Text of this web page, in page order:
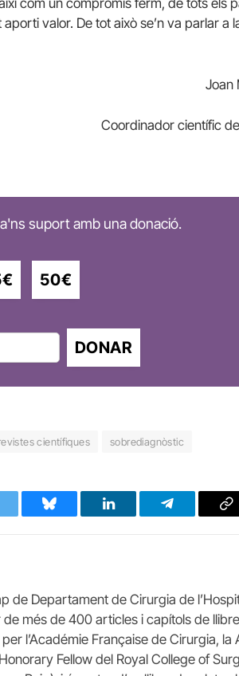
com un compromís ferm, de tots els
valor. De tot això se’n va parlar a
Joan
Coordinador científic de
suport amb una donació.
50€
DONAR
científiques sobrediagnòstic
Bluesky LinkedIn Telegram
de Departament de Cirurgia de
més de 400 articles i capítols de
l’Académie Française de Cirurgia, la
Fellow del Royal College of